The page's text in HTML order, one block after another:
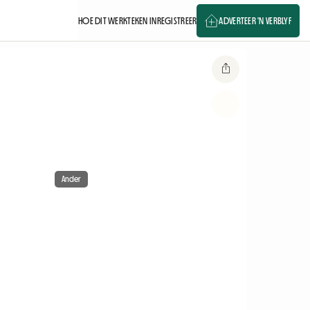
HOE DIT WERKTEKEN INREGISTREER ADVERTEER 'N VERBLYF
Ander